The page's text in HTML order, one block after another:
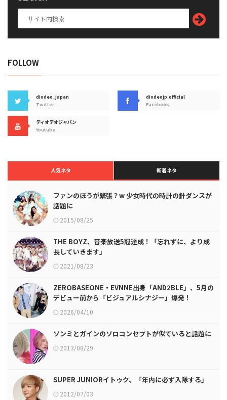
FOLLOW
diodeo_japan
Twitter
diodeojp.official
Facebook
ディオデオジャパン
Youtube
人気ネタ 新着ネタ
ファンのほうが緊張？w 少女時代の時計の針ダンスが
話題に
2015/08/25
THE BOYZ、音楽放送5冠達成！「忘れずに、より成
長していきます」
2021/08/23
ZEROBASEONE・EVNNE出身「AND2BLE」、5月の
デビュー前から「ビジュアルシナジー」爆発！
2026/04/10
ソンミとガインのソロコンセプトが似ていると話題に
2013/08/29
SUPER JUNIORイトゥク、「年内に必ず入隊する」
2012/07/03